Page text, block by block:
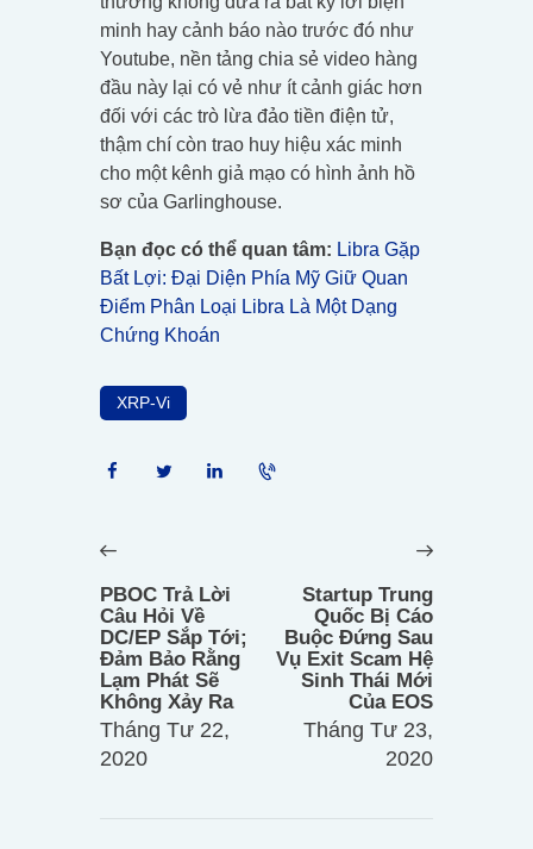
minh hay cảnh báo nào trước đó như
Youtube, nền tảng chia sẻ video hàng
đầu này lại có vẻ như ít cảnh giác hơn
đối với các trò lừa đảo tiền điện tử,
thậm chí còn trao huy hiệu xác minh
cho một kênh giả mạo có hình ảnh hồ
sơ của Garlinghouse.
Bạn đọc có thể quan tâm: Libra Gặp
Bất Lợi: Đại Diện Phía Mỹ Giữ Quan
Điểm Phân Loại Libra Là Một Dạng
Chứng Khoán
XRP-Vi
hướng
bài
viết
post:
PBOC Trả Lời
Câu Hỏi Về
DC/EP Sắp Tới;
Đảm Bảo Rằng
Lạm Phát Sẽ
Không Xảy Ra
Tháng Tư 22,
2020
Startup Trung
Quốc Bị Cáo
Buộc Đứng Sau
Vụ Exit Scam Hệ
Sinh Thái Mới
Của EOS
Tháng Tư 23,
2020